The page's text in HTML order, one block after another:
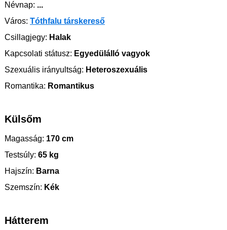
Névnap: ...
Város: Tóthfalu társkereső
Csillagjegy: Halak
Kapcsolati státusz: Egyedülálló vagyok
Szexuális irányultság: Heteroszexuális
Romantika: Romantikus
Külsőm
Magasság: 170 cm
Testsúly: 65 kg
Hajszín: Barna
Szemszín: Kék
Hátterem